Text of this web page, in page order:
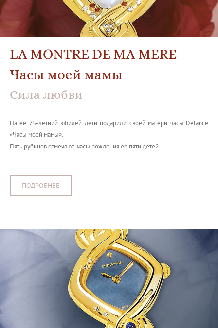
LA MONTRE DE MA MERE
Часы моей мамы
Сила любви
На ее 75-летний юбилей дети подарили своей матери часы Delance
«Часы моей мамы».
Пять рубинов отмечают часы рождения ее пяти детей.
ПОДРОБНЕЕ